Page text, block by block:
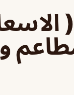
و